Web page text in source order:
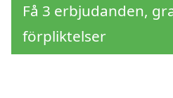
Få 3 erbjudanden,
förpliktelser